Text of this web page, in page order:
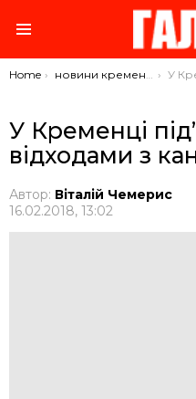
You are here:
Home новини кременця У Кременці
У Кременці
відходами з
Автор: Віталій Чемерис
16.02.2018, 13:02